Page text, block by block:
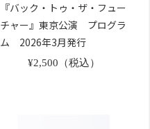
『バック・トゥ・ザ・フュー
チャー』東京公演 プログラ
ム 2026年3月発行
¥2,500（税込）